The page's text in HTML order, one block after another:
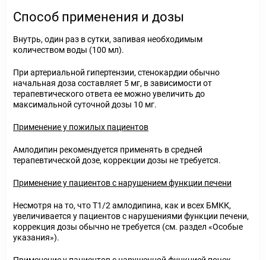
Способ применения и дозы
Внутрь, один раз в сутки, запивая необходимым
количеством воды (100 мл).
При артериальной гипертензии, стенокардии обычно
начальная доза составляет 5 мг, в зависимости от
терапевтического ответа ее можно увеличить до
максимальной суточной дозы 10 мг.
Применение у пожилых пациентов
Амлодипин рекомендуется применять в средней
терапевтической дозе, коррекции дозы не требуется.
Применение у пациентов с нарушением функции печени
Несмотря на то, что Т1/2 амлодипина, как и всех БМКК,
увеличивается у пациентов с нарушениями функции печени,
коррекция дозы обычно не требуется (см. раздел «Особые
указания»).